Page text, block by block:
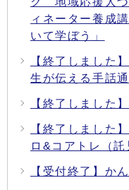
ィネーター養成
いて学ぼう」
【終了しました
生が伝える手話
【終了しました
【終了しました
ロ&コアトレ（託
【受付終了】か